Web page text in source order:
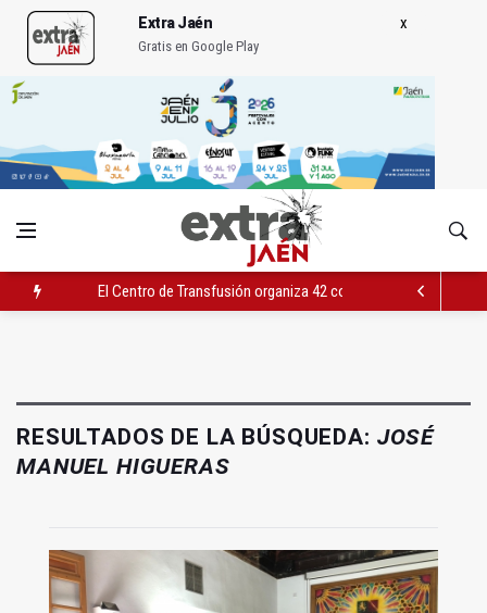
Extra Jaén
Gratis en Google Play
El Centro de Transfusión organiza 42 colectas de sangre en la
RESULTADOS DE LA BÚSQUEDA: JOSÉ
MANUEL HIGUERAS